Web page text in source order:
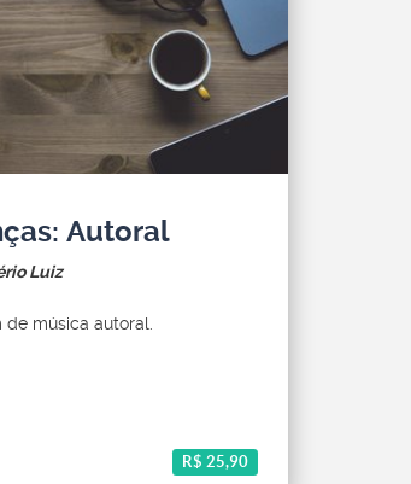
Autoral
Luiz
música autoral.
R$ 25,90